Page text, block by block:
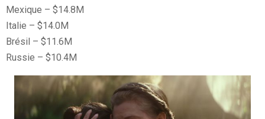
Mexique – $14.8M
Italie – $14.0M
Brésil – $11.6M
Russie – $10.4M